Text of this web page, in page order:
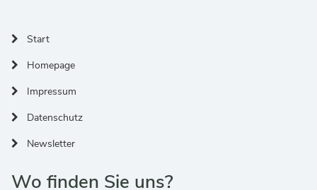
Start
Homepage
Impressum
Datenschutz
Newsletter
Wo finden Sie uns?